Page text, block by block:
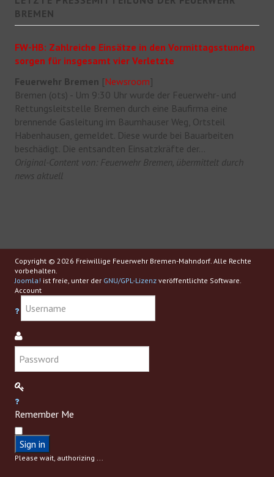
BREMEN
FW-HB: Zahlreiche Einsätze in den Vormittagsstunden
sorgen für insgesamt vier Verletzte
Feuerwehr Bremen [Newsroom]
Bremen (ots) - Um 9:30 Uhr wurde der Feuerwehr- und
Rettungsleitstelle Bremen durch eine Baufirma eine
brennende Gasleitung im Baumhauser Weg, Ortsteil
Habenhausen, gemeldet. Diese wurde bei Bauarbeiten
beschädigt. Die entsandten Einsatzkräfte der...
Original-Content von: Feuerwehr Bremen, übermittelt durch
news aktuell
Copyright © 2026 Freiwillige Feuerwehr Bremen-Mahndorf. Alle Rechte
vorbehalten.
Joomla! ist freie, unter der GNU/GPL-Lizenz veröffentlichte Software.
Account
Remember Me
Sign in
Please wait, authorizing ...